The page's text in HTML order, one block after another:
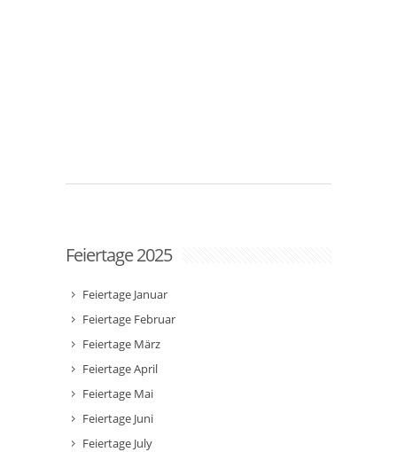
Feiertage 2025
Feiertage Januar
Feiertage Februar
Feiertage März
Feiertage April
Feiertage Mai
Feiertage Juni
Feiertage July